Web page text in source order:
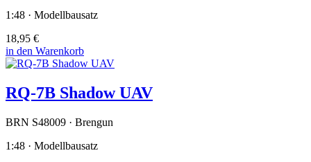
1:48 · Modellbausatz
18,95 €
in den Warenkorb
RQ-7B Shadow UAV
BRN S48009 · Brengun
1:48 · Modellbausatz